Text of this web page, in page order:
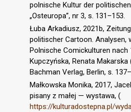
polnische Kultur der
„Osteuropa”, nr 3, s. 131–153.
Łuba Arkadiusz, 2021b,
politischer Cartoon. Analysen,
Polnische Comickulturen nach
Kupczyńska, Renata Makarska
Bachman Verlag, Berlin, s.
Małkowska Monika, 2017,
pisany z małej — wystawa, (
https://kulturadostepna.pl/